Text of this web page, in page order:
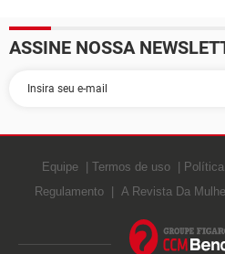
ASSINE NOSSA
Equipe Termos de uso
Regulamento
A Revista Da